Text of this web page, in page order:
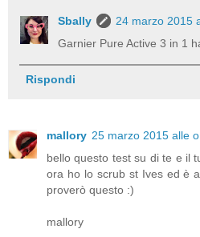
Sbally
24 marzo 2015
Garnier Pure Active 3 in 1
Rispondi
mallory 25 marzo 2015 alle
bello questo test su di te e il
ora ho lo scrub st Ives ed è
proverò questo :)
mallory